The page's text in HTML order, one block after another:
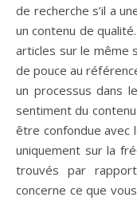
de recherche s’il a
un contenu de
articles sur le même
de pouce au
un processus dans
sentiment du
être confondue avec
uniquement sur la
trouvés par
concerne ce que